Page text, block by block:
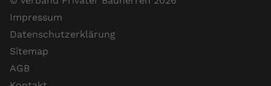
Impressum
Datenschutzerklärung
Sitemap
AGB